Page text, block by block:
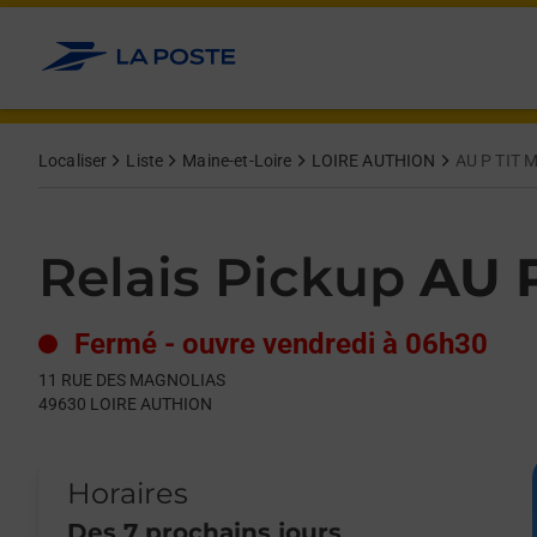
Allez au contenu
Localiser Liste Maine-et-Loire LOIRE AUTHION AU P TIT
Relais Pickup AU
Fermé - ouvre vendredi à 06h30
11 RUE DES MAGNOLIAS
49630 LOIRE AUTHION
Horaires
Day of the WeekHours
Get directions to Relais Pickup at 11 RUE DES MAGNOLIAS
lien s'ouvre dans un nouvel onglet